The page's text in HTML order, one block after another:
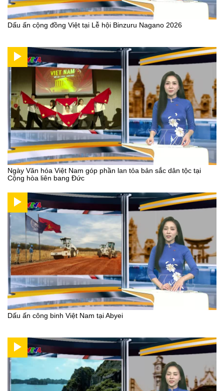
Dấu ấn cộng đồng Việt tại Lễ hội Binzuru Nagano 2026
Ngày Văn hóa Việt Nam góp phần lan tỏa bản sắc dân tộc tại
Cộng hòa liên bang Đức
Dấu ấn công binh Việt Nam tại Abyei